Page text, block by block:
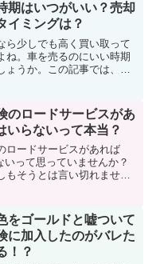
期はいつがいい？売却
イミングは？
ら少しでも高く買い取って
ね。車を売るのにいい時期
ょうか。この記事では、車
のロードサービスがあ
いらないって本当？
ロードサービスがあれば
いって思っていませんか？
もそうとは言い切れませ
いのかを解説していきま
をゴールドと嘘ついて
に加入したのがバレた
！？